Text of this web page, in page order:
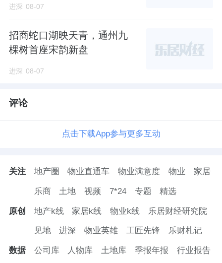
了超高口碑和客群基础，能最大程度缩短磨合
这一招“借力打力”，直接打响了新官上任的热
销第一枪。
项目累计已完成223套网签，去化超五成，均
为丰台上半年名副其实的成交金额销冠。
既不用太操心，又快速回笼了资金，这笔账，
齐占峰算得太精了。
如果说嘉棠璟樾是“放权试水”，那昌平龙樾海
序，就是齐占峰亲自抓的“亲儿子”。
进深 08-07
招商蛇口湖映天青，通州九
棵树首座宋韵新盘
进深 08-07
评论
点击下载App参与更多互动
关注 地产圈 物业直通车 物业满意度 物业 家居
乐商 土地 视频 7*24 专题 精选
原创 地产k线 家居k线 物业k线 乐居财经研究院
见地 进深 物业英雄 工匠先锋 乐财札记
数据 公司库 人物库 土地库 季报年报 行业报告